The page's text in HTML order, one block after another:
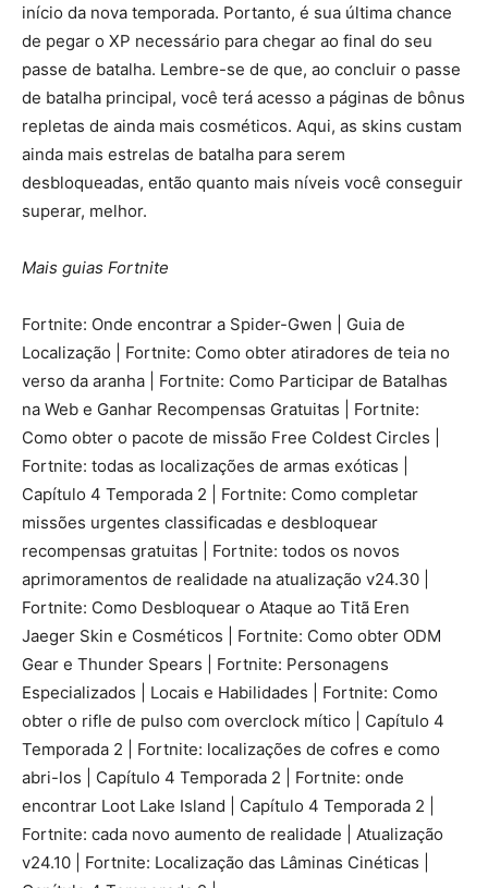
início da nova temporada. Portanto, é sua última chance
de pegar o XP necessário para chegar ao final do seu
passe de batalha. Lembre-se de que, ao concluir o passe
de batalha principal, você terá acesso a páginas de bônus
repletas de ainda mais cosméticos. Aqui, as skins custam
ainda mais estrelas de batalha para serem
desbloqueadas, então quanto mais níveis você conseguir
superar, melhor.
Mais guias Fortnite
Fortnite: Onde encontrar a Spider-Gwen | Guia de
Localização | Fortnite: Como obter atiradores de teia no
verso da aranha | Fortnite: Como Participar de Batalhas
na Web e Ganhar Recompensas Gratuitas | Fortnite:
Como obter o pacote de missão Free Coldest Circles |
Fortnite: todas as localizações de armas exóticas |
Capítulo 4 Temporada 2 | Fortnite: Como completar
missões urgentes classificadas e desbloquear
recompensas gratuitas | Fortnite: todos os novos
aprimoramentos de realidade na atualização v24.30 |
Fortnite: Como Desbloquear o Ataque ao Titã Eren
Jaeger Skin e Cosméticos | Fortnite: Como obter ODM
Gear e Thunder Spears | Fortnite: Personagens
Especializados | Locais e Habilidades | Fortnite: Como
obter o rifle de pulso com overclock mítico | Capítulo 4
Temporada 2 | Fortnite: localizações de cofres e como
abri-los | Capítulo 4 Temporada 2 | Fortnite: onde
encontrar Loot Lake Island | Capítulo 4 Temporada 2 |
Fortnite: cada novo aumento de realidade | Atualização
v24.10 | Fortnite: Localização das Lâminas Cinéticas |